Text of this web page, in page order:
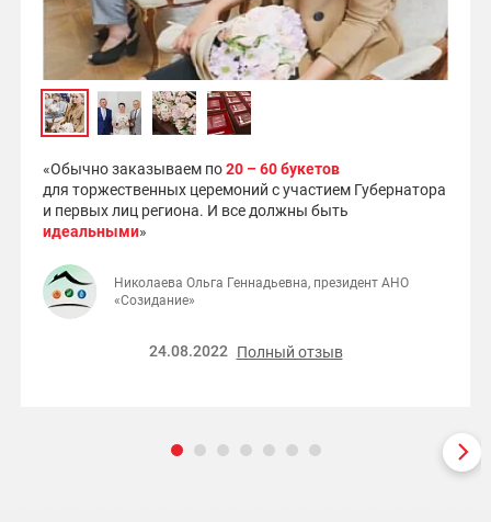
«Обычно заказываем по20 – 60 букетов
для торжественных церемоний с участием Губернатора
и первых лиц региона. И все должны быть
идеальными»
Николаева Ольга Геннадьевна, президент АНО
«Созидание»
24.08.2022 Полный отзыв